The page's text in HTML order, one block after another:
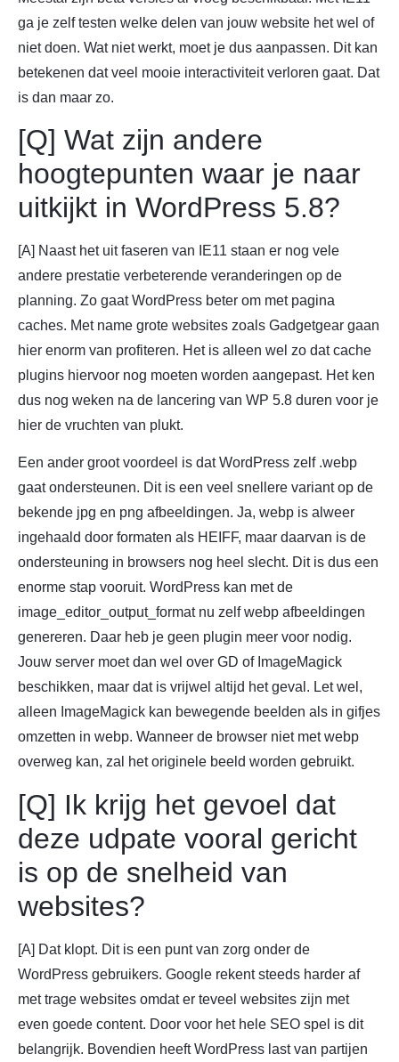
ga je zelf testen welke delen van jouw website het wel of
niet doen. Wat niet werkt, moet je dus aanpassen. Dit kan
betekenen dat veel mooie interactiviteit verloren gaat. Dat
is dan maar zo.
[Q] Wat zijn andere
hoogtepunten waar je naar
uitkijkt in WordPress 5.8?
[A] Naast het uit faseren van IE11 staan er nog vele
andere prestatie verbeterende veranderingen op de
planning. Zo gaat WordPress beter om met pagina
caches. Met name grote websites zoals Gadgetgear gaan
hier enorm van profiteren. Het is alleen wel zo dat cache
plugins hiervoor nog moeten worden aangepast. Het ken
dus nog weken na de lancering van WP 5.8 duren voor je
hier de vruchten van plukt.
Een ander groot voordeel is dat WordPress zelf .webp
gaat ondersteunen. Dit is een veel snellere variant op de
bekende jpg en png afbeeldingen. Ja, webp is alweer
ingehaald door formaten als HEIFF, maar daarvan is de
ondersteuning in browsers nog heel slecht. Dit is dus een
enorme stap vooruit. WordPress kan met de
image_editor_output_format nu zelf webp afbeeldingen
genereren. Daar heb je geen plugin meer voor nodig.
Jouw server moet dan wel over GD of ImageMagick
beschikken, maar dat is vrijwel altijd het geval. Let wel,
alleen ImageMagick kan bewegende beelden als in gifjes
omzetten in webp. Wanneer de browser niet met webp
overweg kan, zal het originele beeld worden gebruikt.
[Q] Ik krijg het gevoel dat
deze udpate vooral gericht
is op de snelheid van
websites?
[A] Dat klopt. Dit is een punt van zorg onder de
WordPress gebruikers. Google rekent steeds harder af
met trage websites omdat er teveel websites zijn met
even goede content. Door voor het hele SEO spel is dit
belangrijk. Bovendien heeft WordPress last van partijen